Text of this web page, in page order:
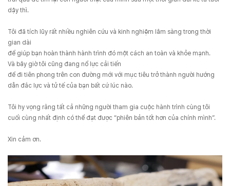
dậy thì.
Tôi đã tích lũy rất nhiều nghiên cứu và kinh nghiệm lâm sàng trong thời
gian dài
để giúp bạn hoàn thành hành trình đó một cách an toàn và khỏe mạnh.
Và bây giờ tôi cũng đang nổ lực cải tiến
để đi tiên phong trên con đường mới với mục tiêu trở thành người hướng
dẫn đắc lực và tử tế của bạn bất cứ lúc nào.
Tôi hy vọng rằng tất cả những người tham gia cuộc hành trình cùng tôi
cuối cùng nhất định có thể đạt được “phiên bản tốt hơn của chính mình”.
Xin cảm ơn.